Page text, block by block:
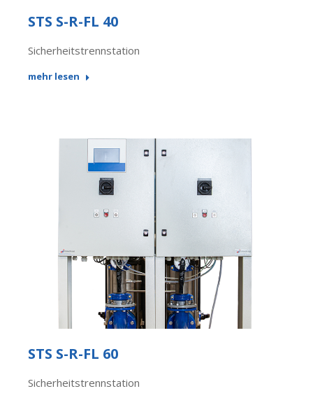
STS S-R-FL 40
Sicherheitstrennstation
mehr lesen
STS S-R-FL 60
Sicherheitstrennstation